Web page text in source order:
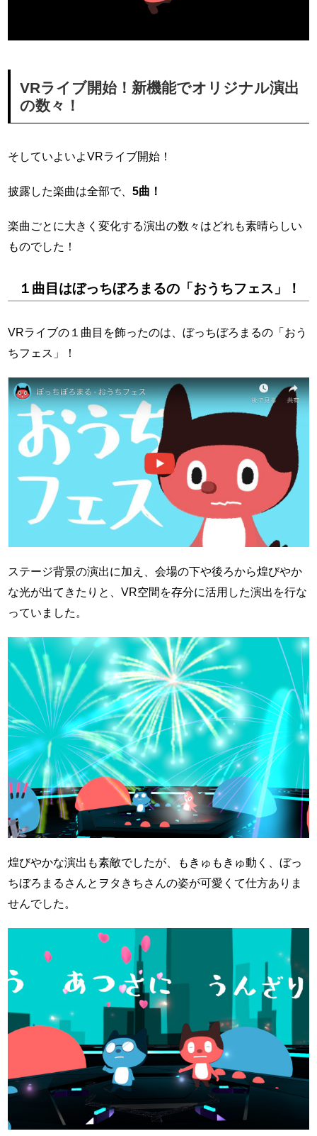
VRライブ開始！新機能でオリジナル演出
の数々！
そしていよいよVRライブ開始！
披露した楽曲は全部で、5曲！
楽曲ごとに大きく変化する演出の数々はどれも素晴らしい
ものでした！
１曲目はぼっちぼろまるの「おうちフェス」！
VRライブの１曲目を飾ったのは、ぼっちぼろまるの「おう
ちフェス」！
ステージ背景の演出に加え、会場の下や後ろから煌びやか
な光が出てきたりと、VR空間を存分に活用した演出を行な
っていました。
煌びやかな演出も素敵でしたが、もきゅもきゅ動く、ぼっ
ちぼろまるさんとヲタきちさんの姿が可愛くて仕方ありま
せんでした。